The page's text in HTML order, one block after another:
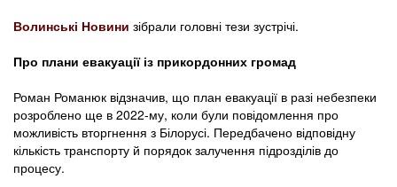
Волинські Новини зібрали головні тези зустрічі.
Про плани евакуації із прикордонних громад
Роман Романюк відзначив, що план евакуації в разі небезпеки
розроблено ще в 2022-му, коли були повідомлення про
можливість вторгнення з Білорусі. Передбачено відповідну
кількість транспорту й порядок залучення підрозділів до
процесу.